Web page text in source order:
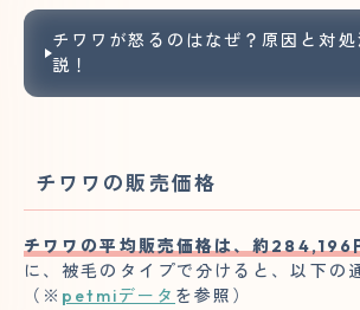
チワワが怒るのはなぜ？原因と対
説！
チワワの販売価格
チワワの平均販売価格は、約284,196
に、被毛のタイプで分けると、以下の
（※ petmiデータ を参照）